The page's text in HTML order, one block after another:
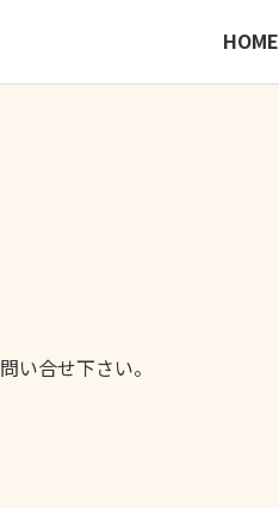
HOME
い合せ下さい。